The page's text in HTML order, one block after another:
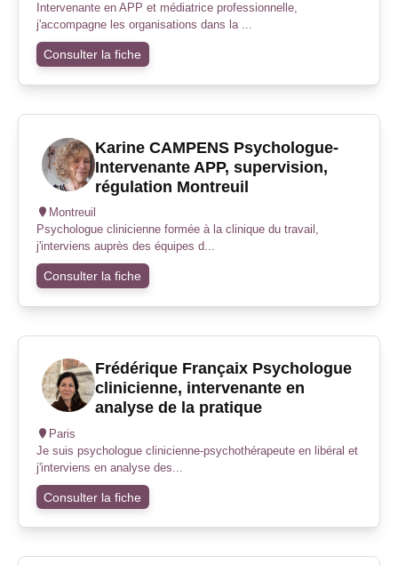
Intervenante en APP et médiatrice professionnelle,
j'accompagne les organisations dans la ...
Consulter la fiche
Karine CAMPENS Psychologue-
Intervenante APP, supervision,
régulation Montreuil
Montreuil
Psychologue clinicienne formée à la clinique du travail,
j'interviens auprès des équipes d...
Consulter la fiche
Frédérique Françaix Psychologue
clinicienne, intervenante en
analyse de la pratique
Paris
Je suis psychologue clinicienne-psychothérapeute en libéral et
j'interviens en analyse des...
Consulter la fiche